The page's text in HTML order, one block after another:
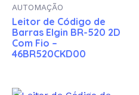
AUTOMAÇÃO
Leitor de Código de
Barras Elgin BR-520 2D
Com Fio –
46BR520CKD00